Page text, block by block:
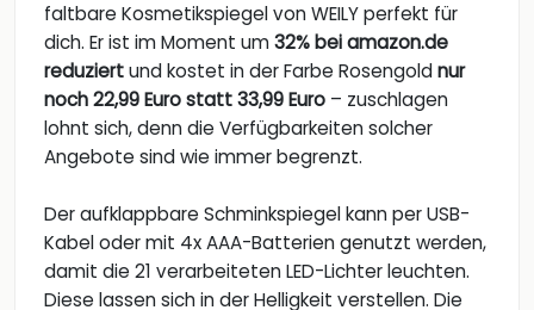
faltbare Kosmetikspiegel von WEILY perfekt für
dich. Er ist im Moment um32% bei amazon.de
reduziertund kostet in der Farbe Rosengoldnur
noch 22,99 Euro statt 33,99 Euro – zuschlagen
lohnt sich, denn die Verfügbarkeiten solcher
Angebote sind wie immer begrenzt.
Der aufklappbare Schminkspiegel kann per USB-
Kabel oder mit 4x AAA-Batterien genutzt werden,
damit die 21 verarbeiteten LED-Lichter leuchten.
Diese lassen sich in der Helligkeit verstellen. Die